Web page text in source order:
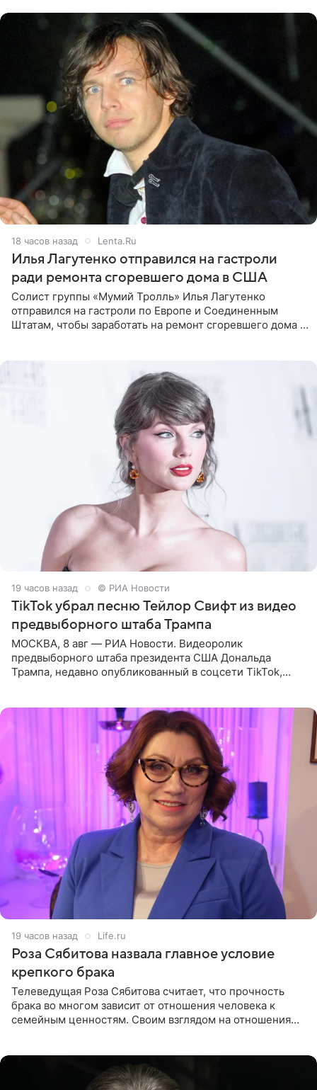
18 часов назад Lenta.Ru
Илья Лагутенко отправился на гастроли
ради ремонта сгоревшего дома в США
Солист группы «Мумий Тролль» Илья Лагутенко
отправился на гастроли по Европе и Соединенным
Штатам, чтобы заработать на ремонт сгоревшего дома в
19 часов назад © РИА Новости
TikTok убрал песню Тейлор Свифт из видео
предвыборного штаба Трампа
МОСКВА, 8 авг — РИА Новости. Видеоролик
предвыборного штаба президента США Дональда
Трампа, недавно опубликованный в соцсети TikTok,
19 часов назад Life.ru
Роза Сябитова назвала главное условие
крепкого брака
Телеведущая Роза Сябитова считает, что прочность
брака во многом зависит от отношения человека к
семейным ценностям. Своим взглядом на отношения